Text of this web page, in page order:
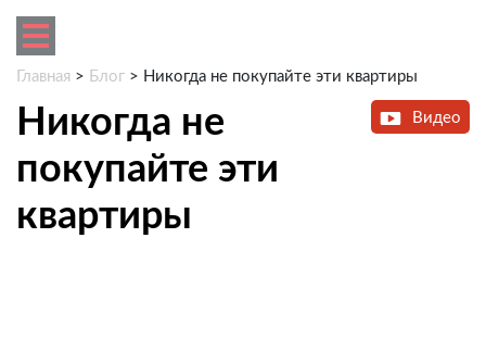
Главная > Блог > Никогда не покупайте эти квартиры
Никогда не
покупайте эти
квартиры
Видео